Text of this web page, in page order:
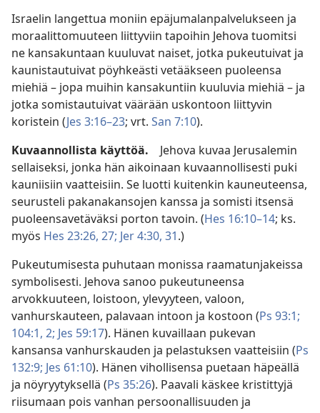
Israelin langettua moniin epäjumalanpalvelukseen ja
moraalittomuuteen liittyviin tapoihin Jehova tuomitsi
ne kansakuntaan kuuluvat naiset, jotka pukeutuivat ja
kaunistautuivat pöyhkeästi vetääkseen puoleensa
miehiä – jopa muihin kansakuntiin kuuluvia miehiä – ja
jotka somistautuivat väärään uskontoon liittyvin
koristein (Jes 3:16–23; vrt. San 7:10).
Kuvaannollista käyttöä. Jehova kuvaa Jerusalemin
sellaiseksi, jonka hän aikoinaan kuvaannollisesti puki
kauniisiin vaatteisiin. Se luotti kuitenkin kauneuteensa,
seurusteli pakanakansojen kanssa ja somisti itsensä
puoleensavetäväksi porton tavoin. (Hes 16:10–14; ks.
myös Hes 23:26, 27; Jer 4:30, 31.)
Pukeutumisesta puhutaan monissa raamatunjakeissa
symbolisesti. Jehova sanoo pukeutuneensa
arvokkuuteen, loistoon, ylevyyteen, valoon,
vanhurskauteen, palavaan intoon ja kostoon (Ps 93:1;
104:1, 2; Jes 59:17). Hänen kuvaillaan pukevan
kansansa vanhurskauden ja pelastuksen vaatteisiin (Ps
132:9; Jes 61:10). Hänen vihollisensa puetaan häpeällä
ja nöyryytyksellä (Ps 35:26). Paavali käskee kristittyjä
riisumaan pois vanhan persoonallisuuden ja